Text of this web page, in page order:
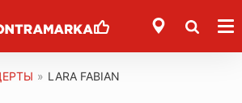
» LARA FABIAN